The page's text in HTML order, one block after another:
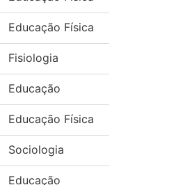
Educação Física
Fisiologia
Educação
Educação Física
Sociologia
Educação